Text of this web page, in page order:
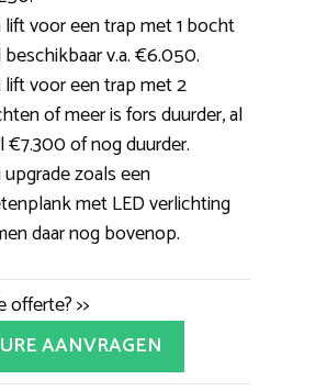
lift voor een trap met 1 bocht
beschikbaar v.a. €6.050.
lift voor een trap met 2
of meer is fors duurder, al
€7.300 of nog duurder.
upgrade zoals een
met LED verlichting
daar nog bovenop.
offerte? >>
AANVRAGEN